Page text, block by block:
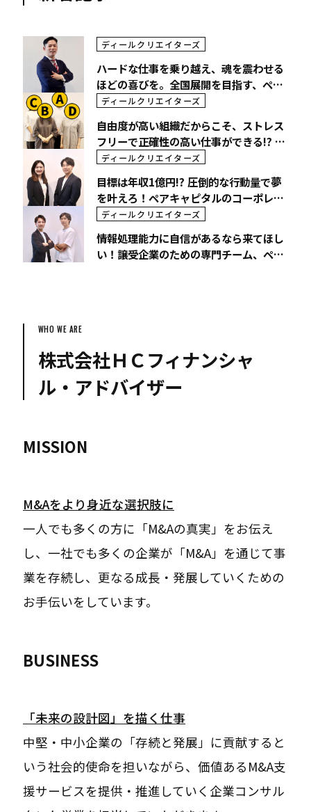
ディールクリエイターズ
ハードな仕事を乗り越え、魂を震わせる
ほどの喜びを。全国展開を目指す、ペア
キャピタルでの働きがい
ディールクリエイターズ
自由度が高い組織だからこそ、ストレス
フリーで正確性の高い仕事ができる!? 株
式会社ペアキャピタルのセールスディベ
ロップメント部
ディールクリエイターズ
目標は年収1億円!? 圧倒的な行動量で夢
を叶えろ！ペアキャピタルのコーポレー
トアドバイザリー部
ディールクリエイターズ
情報処理能力に自信があるなら来てほし
い！譲受企業のための専門チーム、ペア
WHO WE ARE
株式会社ＨＣフィナンシャ
ル・アドバイザー
MISSION
M&Aをより身近な選択肢に
一人でも多くの方に「M&Aの真実」をお伝え
し、一社でも多くの企業が「M&A」を通じて事
業を存続し、更なる成長・発展していくための
お手伝いをしています。
BUSINESS
「未来の設計図」を描く仕事
中堅・中小企業の「存続と発展」に貢献すると
いう社会的使命を担いながら、価値あるM&A支
援サービスを提供・推進していく企業コンサル